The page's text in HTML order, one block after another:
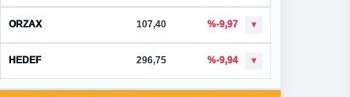
ORZAX 107,40 %-9,97 ▼
HEDEF 296,75 %-9,94 ▼